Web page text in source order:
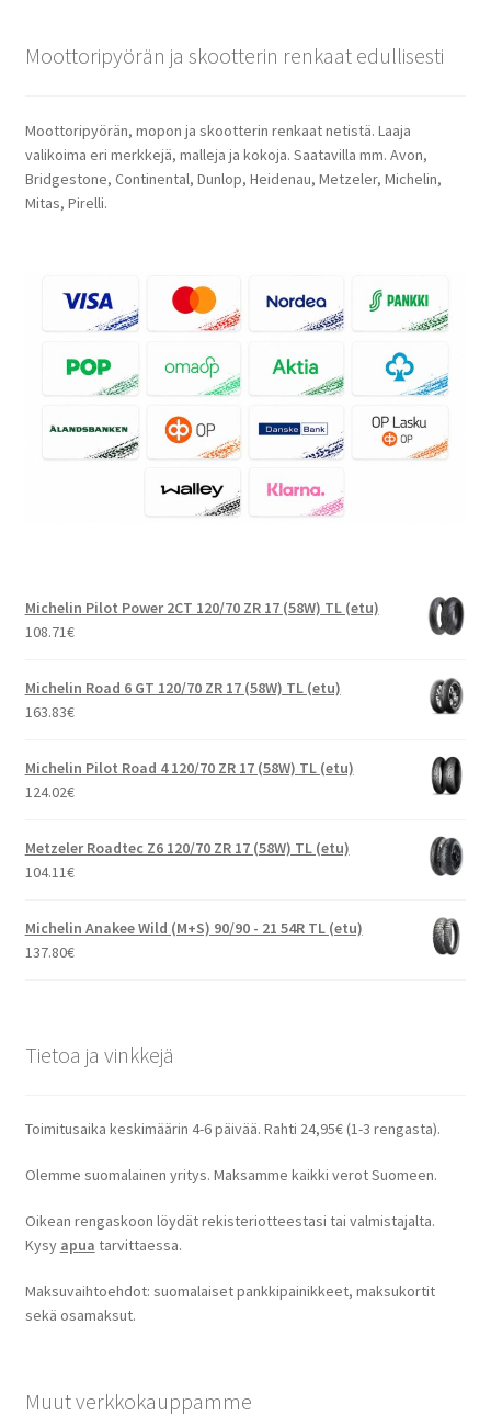
Moottoripyörän ja skootterin renkaat edullisesti
Moottoripyörän, mopon ja skootterin renkaat netistä. Laaja
valikoima eri merkkejä, malleja ja kokoja. Saatavilla mm. Avon,
Bridgestone, Continental, Dunlop, Heidenau, Metzeler, Michelin,
Mitas, Pirelli.
Michelin Pilot Power 2CT 120/70 ZR 17 (58W) TL (etu)
108.71€
Michelin Road 6 GT 120/70 ZR 17 (58W) TL (etu)
163.83€
Michelin Pilot Road 4 120/70 ZR 17 (58W) TL (etu)
124.02€
Metzeler Roadtec Z6 120/70 ZR 17 (58W) TL (etu)
104.11€
Michelin Anakee Wild (M+S) 90/90 - 21 54R TL (etu)
137.80€
Tietoa ja vinkkejä
Toimitusaika keskimäärin 4-6 päivää. Rahti 24,95€ (1-3 rengasta).
Olemme suomalainen yritys. Maksamme kaikki verot Suomeen.
Oikean rengaskoon löydät rekisteriotteestasi tai valmistajalta.
Kysy apua tarvittaessa.
Maksuvaihtoehdot: suomalaiset pankkipainikkeet, maksukortit
sekä osamaksut.
Muut verkkokauppamme